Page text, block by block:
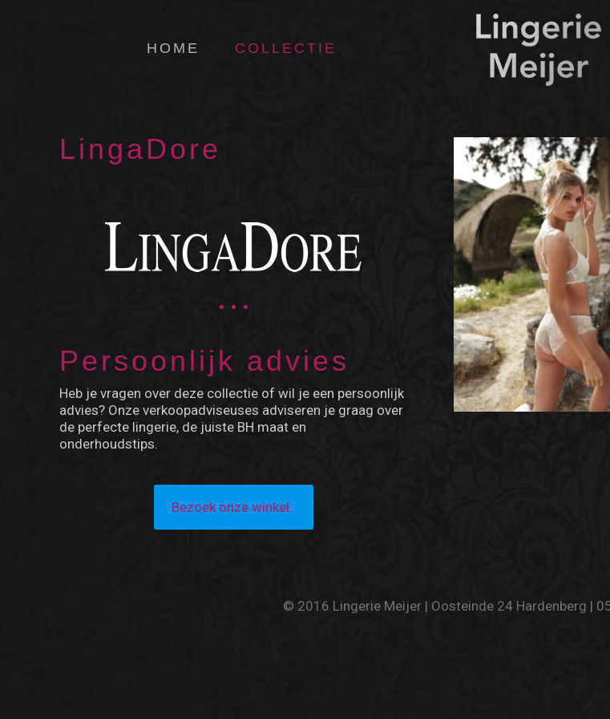
HOME COLLECTIE
LingaDore
Persoonlijk advies
Heb je vragen over deze collectie of wil je een persoonlijk
advies? Onze verkoopadviseuses adviseren je graag over
de perfecte lingerie, de juiste BH maat en
onderhoudstips.
Bezoek onze winkel..
© 2016 Lingerie Meijer | Oosteinde 24 Hardenberg |